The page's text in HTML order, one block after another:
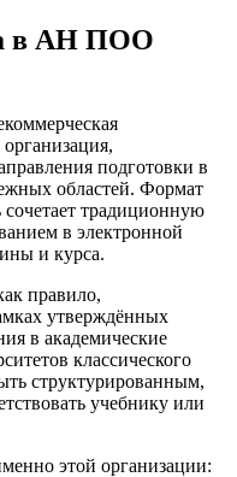
в АН ПОО
подготовки в
областей. Формат
традиционную
в электронной
и курса.
правило,
утверждённых
в академические
классического
структурированным,
учебнику или
этой организации: